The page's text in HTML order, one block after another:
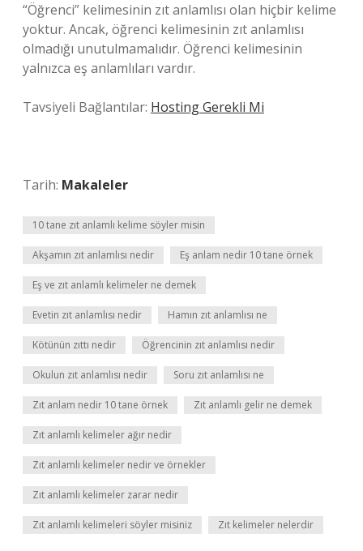
“Öğrenci” kelimesinin zıt anlamlısı olan hiçbir kelime
yoktur. Ancak, öğrenci kelimesinin zıt anlamlısı
olmadığı unutulmamalıdır. Öğrenci kelimesinin
yalnızca eş anlamlıları vardır.
Tavsiyeli Bağlantılar: Hosting Gerekli Mi
Tarih: Makaleler
10 tane zıt anlamlı kelime söyler misin
Akşamın zıt anlamlısı nedir Eş anlam nedir 10 tane örnek
Eş ve zıt anlamlı kelimeler ne demek
Evetin zıt anlamlısı nedir Hamın zıt anlamlısı ne
Kötünün zıttı nedir Öğrencinin zıt anlamlısı nedir
Okulun zıt anlamlısı nedir Soru zıt anlamlısı ne
Zıt anlam nedir 10 tane örnek Zıt anlamlı gelir ne demek
Zıt anlamlı kelimeler ağır nedir
Zıt anlamlı kelimeler nedir ve örnekler
Zıt anlamlı kelimeler zarar nedir
Zıt anlamlı kelimeleri söyler misiniz Zıt kelimeler nelerdir